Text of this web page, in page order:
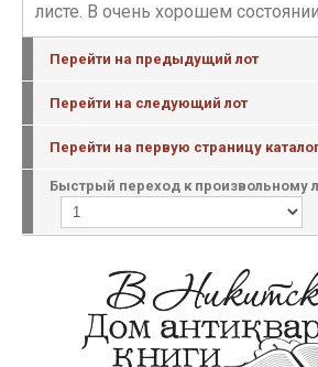
листе. В очень хорошем
Перейти на предыдущий лот
Перейти на следующий лот
Перейти на первую страницу
Быстрый переход к произвольному